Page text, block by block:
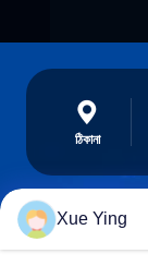
ঠিকানা
Xue Ying